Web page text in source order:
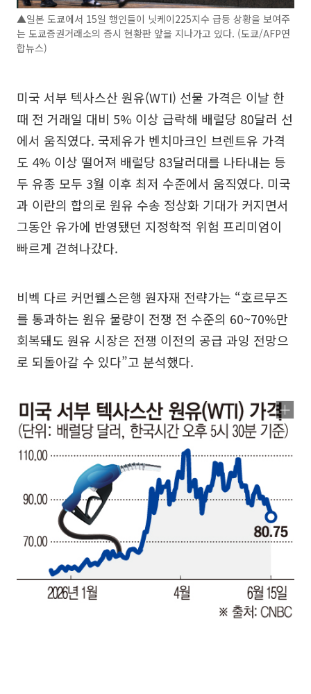
▲일본 도쿄에서 15일 행인들이 닛케이225지수 급등 상황을 보여주
는 도쿄증권거래소의 증시 현황판 앞을 지나가고 있다. (도쿄/AFP연
합뉴스)
미국 서부 텍사스산 원유(WTI) 선물 가격은 이날 한
때 전 거래일 대비 5% 이상 급락해 배럴당 80달러 선
에서 움직였다. 국제유가 벤치마크인 브렌트유 가격
도 4% 이상 떨어져 배럴당 83달러대를 나타내는 등
두 유종 모두 3월 이후 최저 수준에서 움직였다. 미국
과 이란의 합의로 원유 수송 정상화 기대가 커지면서
그동안 유가에 반영됐던 지정학적 위험 프리미엄이
빠르게 걷혀나갔다.
비벡 다르 커먼웰스은행 원자재 전략가는 “호르무즈
를 통과하는 원유 물량이 전쟁 전 수준의 60~70%만
회복돼도 원유 시장은 전쟁 이전의 공급 과잉 전망으
로 되돌아갈 수 있다”고 분석했다.